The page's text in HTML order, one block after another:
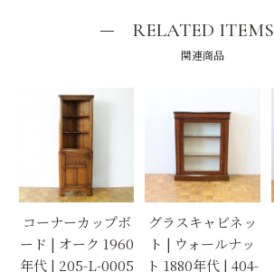
RELATED ITEMS
関連商品
コーナーカップボ
ード | オーク 1960
年代 | 205-L-0005
グラスキャビネッ
ト | ウォールナッ
ト 1880年代 | 404-